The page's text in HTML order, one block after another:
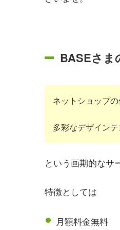
BASEさま
ネットショップ
多彩なデザイン
という画期的なサ
特徴としては
月額料金無料